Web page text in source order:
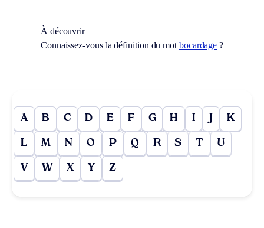
À découvrir
Connaissez-vous la définition du mot bocardage ?
A B C D E F G H I J K
L M N O P Q R S T U
V W X Y Z